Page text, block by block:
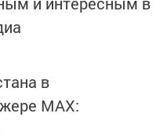
в
MАХ: